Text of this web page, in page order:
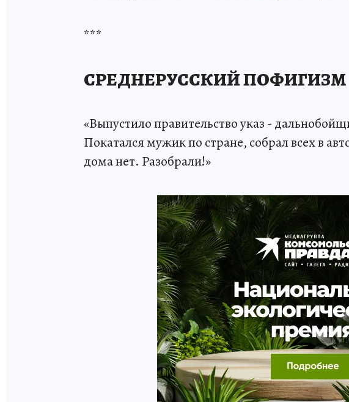
***
СРЕДНЕРУССКИЙ ПОФИГИЗМ
«Выпустило правительство указ -
Покатался мужик по стране, собрал всех в
дома нет. Разобрали!»